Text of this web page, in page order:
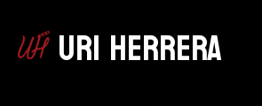
Uri Herrera